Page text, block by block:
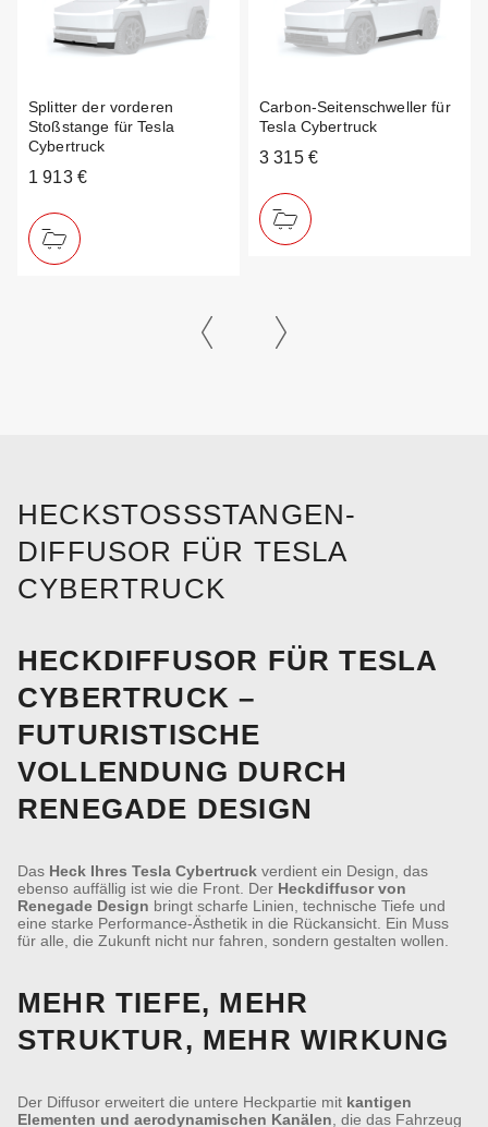
Splitter der vorderen
Stoßstange für Tesla
Cybertruck
1 913 €
Carbon-Seitenschweller für
Tesla Cybertruck
3 315 €
HECKSTOSSSTANGEN-D
IFFUSOR FÜR TESLA C
YBERTRUCK
HECKDIFFUSOR FÜR TESLA
CYBERTRUCK –
FUTURISTISCHE
VOLLENDUNG DURCH
RENEGADE DESIGN
Das Heck Ihres Tesla Cybertruck verdient ein Design, das
ebenso auffällig ist wie die Front. Der Heckdiffusor von
Renegade Design bringt scharfe Linien, technische Tiefe und
eine starke Performance-Ästhetik in die Rückansicht. Ein Muss
für alle, die Zukunft nicht nur fahren, sondern gestalten wollen.
MEHR TIEFE, MEHR
STRUKTUR, MEHR WIRKUNG
Der Diffusor erweitert die untere Heckpartie mit kantigen
Elementen und aerodynamischen Kanälen, die das Fahrzeug